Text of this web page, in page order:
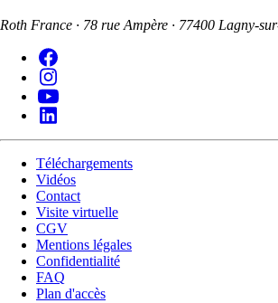
Roth France · 78 rue Ampère · 77400 Lagny-
Téléchargements
Vidéos
Contact
Visite virtuelle
CGV
Mentions légales
Confidentialité
FAQ
Plan d'accès